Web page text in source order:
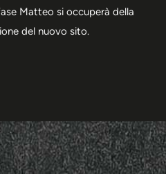
Matteo si occuperà della
del nuovo sito.